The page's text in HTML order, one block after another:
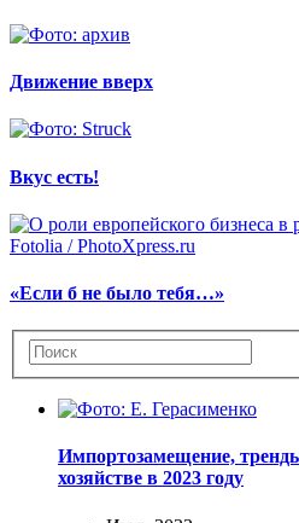
Движение вверх
Вкус есть!
«Если б не было тебя…»
Импортозамещение,
хозяйстве в 2023 году